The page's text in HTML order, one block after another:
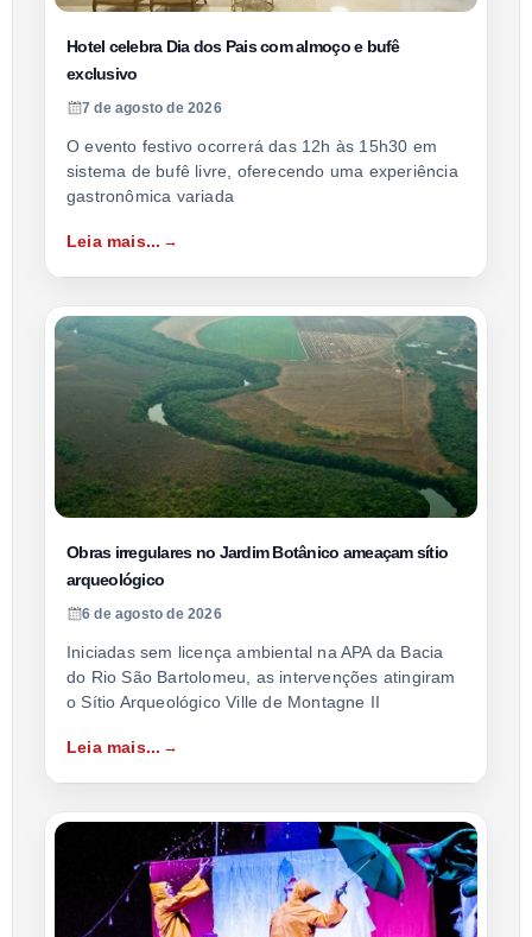
Hotel celebra Dia dos Pais com almoço e bufê
exclusivo
7 de agosto de 2026
O evento festivo ocorrerá das 12h às 15h30 em
sistema de bufê livre, oferecendo uma experiência
gastronômica variada
Leia mais...
Obras irregulares no Jardim Botânico ameaçam sítio
arqueológico
6 de agosto de 2026
Iniciadas sem licença ambiental na APA da Bacia
do Rio São Bartolomeu, as intervenções atingiram
o Sítio Arqueológico Ville de Montagne II
Leia mais...